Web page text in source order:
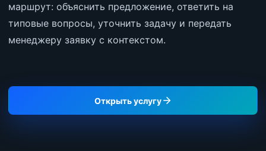
маршрут: объяснить предложение, ответить на
типовые вопросы, уточнить задачу и передать
менеджеру заявку с контекстом.
Открыть услугу